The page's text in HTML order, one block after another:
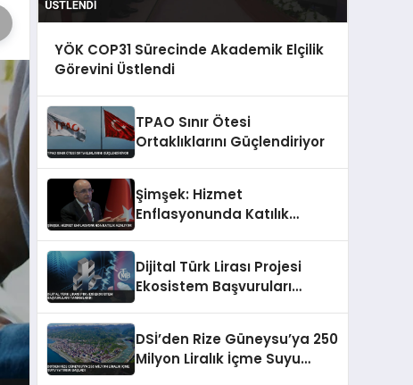
YÖK COP31 Sürecinde Akademik Elçilik
Görevini Üstlendi
TPAO Sınır Ötesi
Ortaklıklarını Güçlendiriyor
Şimşek: Hizmet
Enflasyonunda Katılık
Dijital Türk Lirası Projesi
Ekosistem Başvuruları
DSİ’den Rize Güneysu’ya 250
Milyon Liralık İçme Suyu